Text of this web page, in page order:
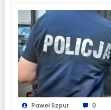
Paweł Szpur 0